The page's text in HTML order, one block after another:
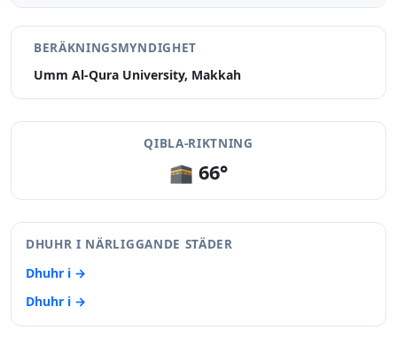
BERÄKNINGSMYNDIGHET
Umm Al-Qura University, Makkah
QIBLA-RIKTNING
🕋 66°
DHUHR I NÄRLIGGANDE STÄDER
Dhuhr i →
Dhuhr i →